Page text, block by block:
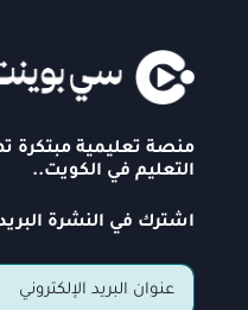
منصة تعليمية مبتكرة
التعليم في الكويت..
اشترك في النشرة